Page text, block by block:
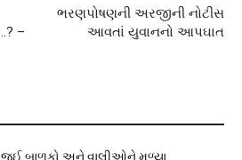
–
ભરણપોષણની અરજીની નોટીસ
આવતાં યુવાનનો આપઘાત
જઈ બાળકો અને વાલીઓને મળ્યા